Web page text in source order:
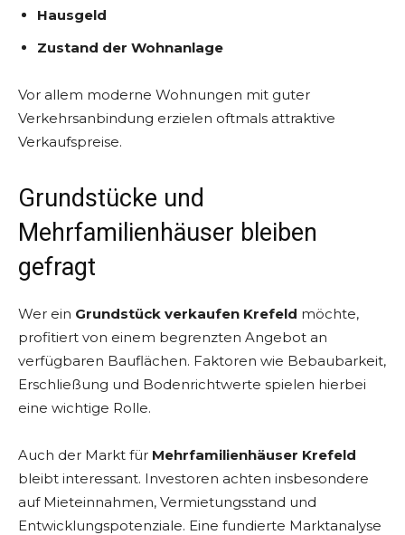
Hausgeld
Zustand der Wohnanlage
Vor allem moderne Wohnungen mit guter
Verkehrsanbindung erzielen oftmals attraktive
Verkaufspreise.
Grundstücke und
Mehrfamilienhäuser bleiben
gefragt
Wer ein Grundstück verkaufen Krefeld möchte,
profitiert von einem begrenzten Angebot an
verfügbaren Bauflächen. Faktoren wie Bebaubarkeit,
Erschließung und Bodenrichtwerte spielen hierbei
eine wichtige Rolle.
Auch der Markt für Mehrfamilienhäuser Krefeld
bleibt interessant. Investoren achten insbesondere
auf Mieteinnahmen, Vermietungsstand und
Entwicklungspotenziale. Eine fundierte Marktanalyse